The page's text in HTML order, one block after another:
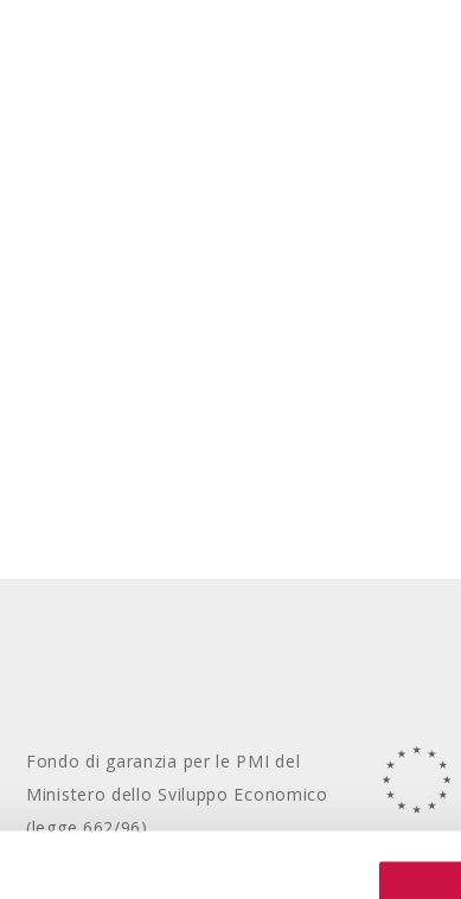
Fondo di garanzia per le PMI del
Ministero dello Sviluppo Economico
(legge 662/96)